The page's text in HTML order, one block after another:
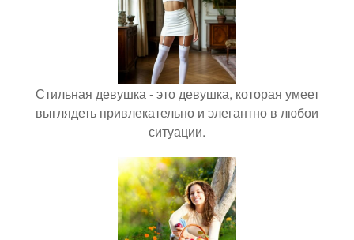
Стильная девушка - это девушка, которая умеет
выглядеть привлекательно и элегантно в любои
ситуации.